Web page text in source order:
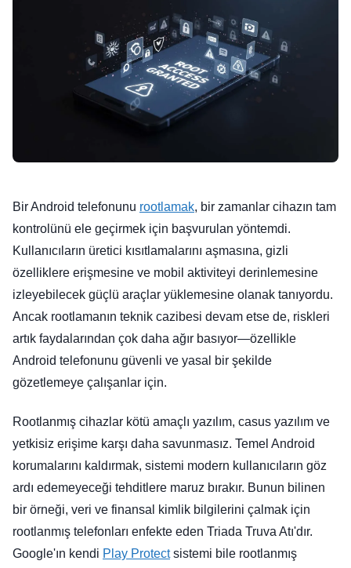
Bir Android telefonunu rootlamak, bir zamanlar cihazın tam
kontrolünü ele geçirmek için başvurulan yöntemdi.
Kullanıcıların üretici kısıtlamalarını aşmasına, gizli
özelliklere erişmesine ve mobil aktiviteyi derinlemesine
izleyebilecek güçlü araçlar yüklemesine olanak tanıyordu.
Ancak rootlamanın teknik cazibesi devam etse de, riskleri
artık faydalarından çok daha ağır basıyor—özellikle
Android telefonunu güvenli ve yasal bir şekilde
gözetlemeye çalışanlar için.
Rootlanmış cihazlar kötü amaçlı yazılım, casus yazılım ve
yetkisiz erişime karşı daha savunmasız. Temel Android
korumalarını kaldırmak, sistemi modern kullanıcıların göz
ardı edemeyeceği tehditlere maruz bırakır. Bunun bilinen
bir örneği, veri ve finansal kimlik bilgilerini çalmak için
rootlanmış telefonları enfekte eden Triada Truva Atı'dır.
Google'ın kendi Play Protectsistemi bile rootlanmış